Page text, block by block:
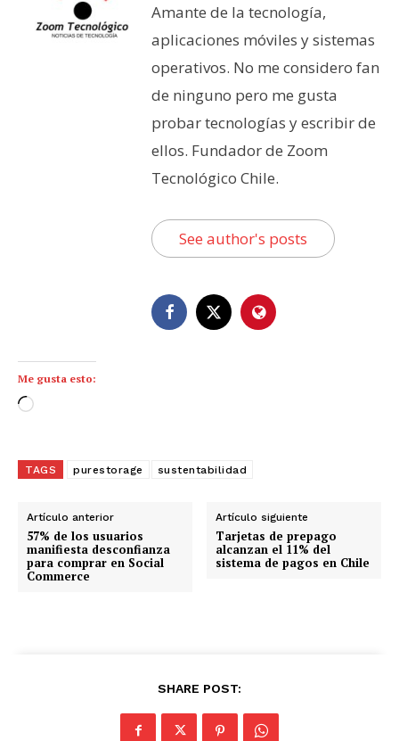
Amante de la tecnología,
aplicaciones móviles y sistemas
operativos. No me considero fan
de ninguno pero me gusta
probar tecnologías y escribir de
ellos. Fundador de Zoom
Tecnológico Chile.
See author's posts
Me gusta esto:
C
g
n
d
o
.
TAGS purestorage sustentabilidad
Artículo anterior
57% de los usuarios
manifiesta desconfianza
para comprar en Social
Commerce
Artículo siguiente
Tarjetas de prepago
alcanzan el 11% del
sistema de pagos en Chile
SHARE POST: